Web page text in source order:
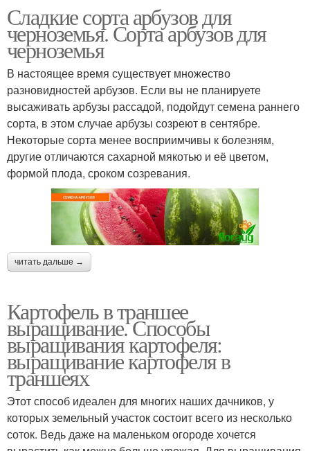
Сладкие сорта арбузов для
черноземья. Сорта арбузов для
черноземья
В настоящее время существует множество
разновидностей арбузов. Если вы не планируете
высаживать арбузы рассадой, подойдут семена раннего
сорта, в этом случае арбузы созреют в сентябре.
Некоторые сорта менее восприимчивы к болезням,
другие отличаются сахарной мякотью и её цветом,
формой плода, сроком созревания.
читать дальше →
Картофель в траншее
выращивание. Способы
выращивания картофеля:
выращивание картофеля в
траншеях
Этот способ идеален для многих наших дачников, у
которых земельный участок состоит всего из несколько
соток. Ведь даже на маленьком огороде хочется